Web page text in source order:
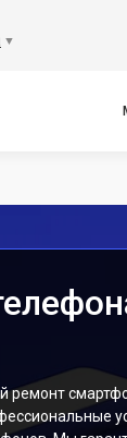
▼
ремонт